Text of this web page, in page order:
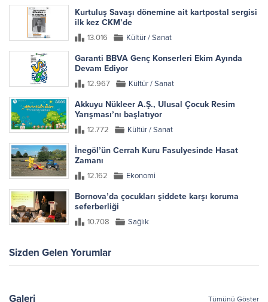
Kurtuluş Savaşı dönemine ait kartpostal sergisi
ilk kez CKM’de
13.016 Kültür / Sanat
Garanti BBVA Genç Konserleri Ekim Ayında
Devam Ediyor
12.967 Kültür / Sanat
Akkuyu Nükleer A.Ş., Ulusal Çocuk Resim
Yarışması’nı başlatıyor
12.772 Kültür / Sanat
İnegöl’ün Cerrah Kuru Fasulyesinde Hasat
Zamanı
12.162 Ekonomi
Bornova’da çocukları şiddete karşı koruma
seferberliği
10.708 Sağlık
Sizden Gelen Yorumlar
Galeri Tümünü Göster